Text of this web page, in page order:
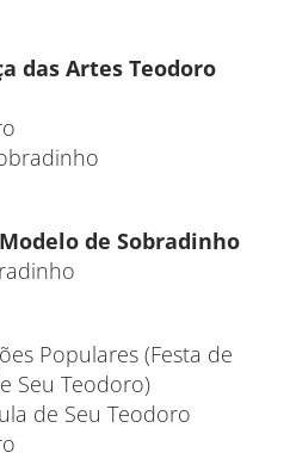
das Artes Teodoro
de Sobradinho
Populares (Festa de
Seu Teodoro)
de Seu Teodoro